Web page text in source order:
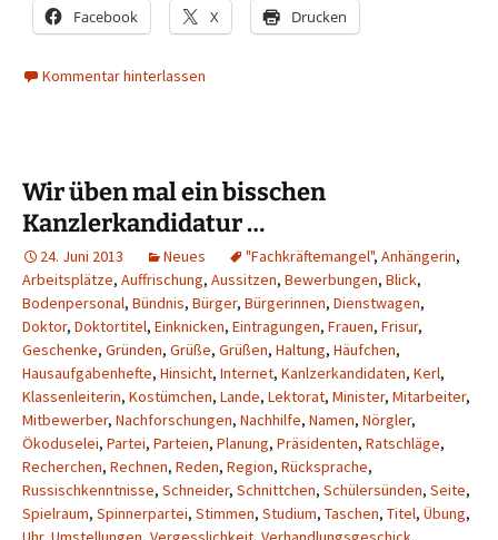
Facebook X Drucken
Kommentar hinterlassen
Wir üben mal ein bisschen
Kanzlerkandidatur …
24. Juni 2013 Neues "Fachkräftemangel", Anhängerin,
Arbeitsplätze, Auffrischung, Aussitzen, Bewerbungen, Blick,
Bodenpersonal, Bündnis, Bürger, Bürgerinnen, Dienstwagen,
Doktor, Doktortitel, Einknicken, Eintragungen, Frauen, Frisur,
Geschenke, Gründen, Grüße, Grüßen, Haltung, Häufchen,
Hausaufgabenhefte, Hinsicht, Internet, Kanlzerkandidaten, Kerl,
Klassenleiterin, Kostümchen, Lande, Lektorat, Minister, Mitarbeiter,
Mitbewerber, Nachforschungen, Nachhilfe, Namen, Nörgler,
Ökoduselei, Partei, Parteien, Planung, Präsidenten, Ratschläge,
Recherchen, Rechnen, Reden, Region, Rücksprache,
Russischkenntnisse, Schneider, Schnittchen, Schülersünden, Seite,
Spielraum, Spinnerpartei, Stimmen, Studium, Taschen, Titel, Übung,